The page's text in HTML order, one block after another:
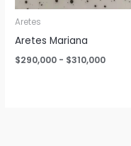
Aretes
Aretes Mariana
$290,000 - $310,000Rango